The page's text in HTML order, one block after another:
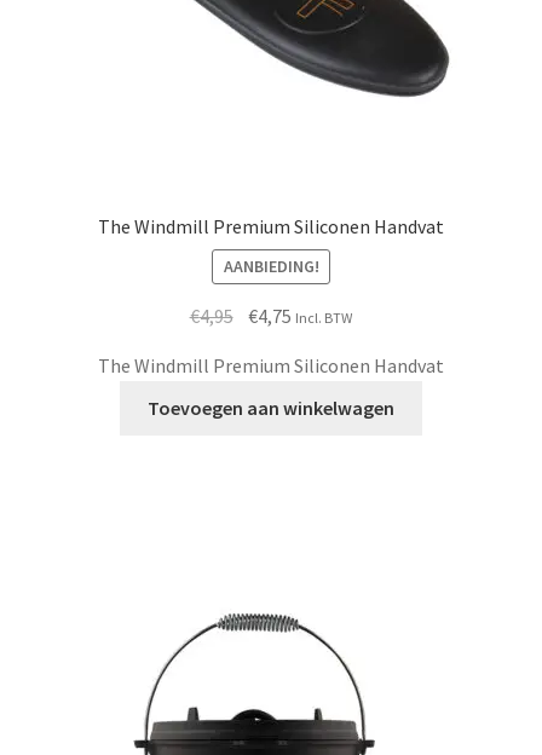
The Windmill Premium Siliconen Handvat
AANBIEDING!
€4,95 Oorspronkelijke
was:
€4,95.
€4,75 Huidige
is:
€4,75.
Incl. BTW
The Windmill Premium Siliconen Handvat
Toevoegen aan winkelwagen